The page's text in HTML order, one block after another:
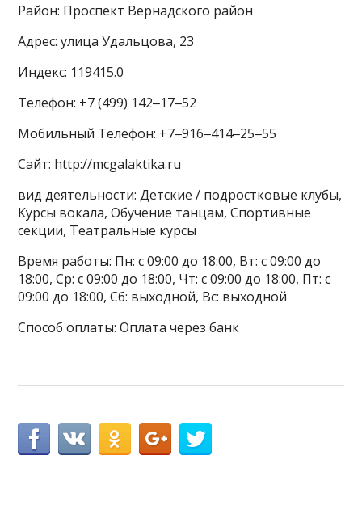
Район: Проспект Вернадского район
Адрес: улица Удальцова, 23
Индекс: 119415.0
Телефон: +7 (499) 142‒17‒52
Мобильный Телефон: +7‒916‒414‒25‒55
Сайт: http://mcgalaktika.ru
вид деятельности: Детские / подростковые клубы,
Курсы вокала, Обучение танцам, Спортивные
секции, Театральные курсы
Время работы: Пн: с 09:00 до 18:00, Вт: с 09:00 до
18:00, Ср: с 09:00 до 18:00, Чт: с 09:00 до 18:00, Пт: с
09:00 до 18:00, Сб: выходной, Вс: выходной
Способ оплаты: Оплата через банк